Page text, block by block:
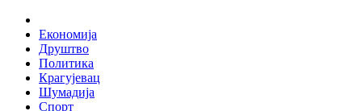
Skip
content
Економија
Друштво
Политика
Крагујевац
Шумадија
Спорт